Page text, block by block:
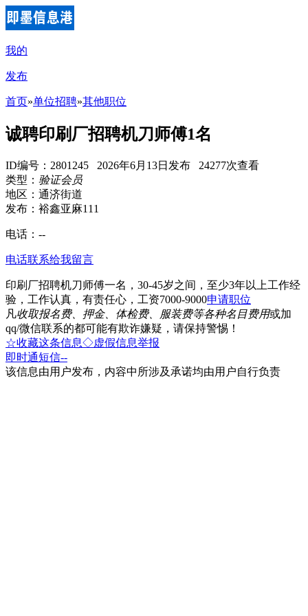
我的
发布
首页»单位招聘»其他职位
诚聘印刷厂招聘机刀师傅1名
ID编号：2801245 2026年6月13日发布 24277次查看
类型： 验证会员
地区：通济街道
发布：裕鑫亚麻111
电话： --
电话联系给我留言
印刷厂招聘机刀师傅一名，30-45岁之间，至少3年以上工作经
验，工作认真，有责任心，工资7000-9000申请职位
凡收取报名费、押金、体检费、服装费等各种名目费用或加
qq/微信联系的都可能有欺诈嫌疑，请保持警惕！
☆收藏这条信息◇虚假信息举报
即时通短信--
该信息由用户发布，内容中所涉及承诺均由用户自行负责